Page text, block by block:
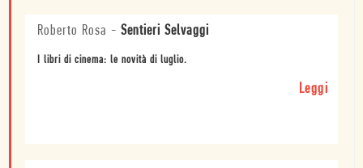
Roberto Rosa - Sentieri Selvaggi
I libri di cinema: le novità di luglio.
Leggi